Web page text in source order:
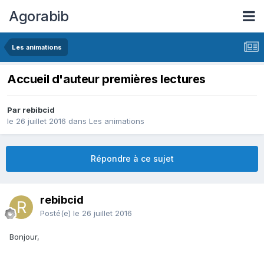
Agorabib
Les animations
Accueil d'auteur premières lectures
Par rebibcid
le 26 juillet 2016 dans Les animations
Répondre à ce sujet
rebibcid
Posté(e) le 26 juillet 2016
Bonjour,